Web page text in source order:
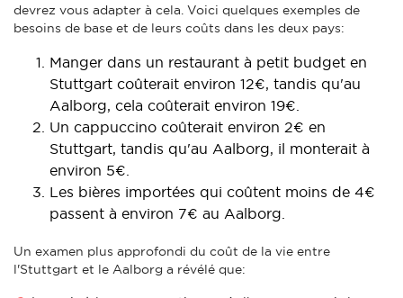
devrez vous adapter à cela. Voici quelques exemples de
besoins de base et de leurs coûts dans les deux pays:
Manger dans un restaurant à petit budget en
Stuttgart coûterait environ 12€, tandis qu'au
Aalborg, cela coûterait environ 19€.
Un cappuccino coûterait environ 2€ en
Stuttgart, tandis qu'au Aalborg, il monterait à
environ 5€.
Les bières importées qui coûtent moins de 4€
passent à environ 7€ au Aalborg.
Un examen plus approfondi du coût de la vie entre
l'Stuttgart et le Aalborg a révélé que: